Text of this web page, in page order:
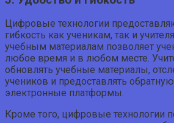
Цифровые технологии
гибкость как ученикам, так и
учебным материалам позволяет
любое время и в любом месте.
обновлять учебные материалы,
учеников и предоставлять
электронные платформы.
Кроме того, цифровые технологии